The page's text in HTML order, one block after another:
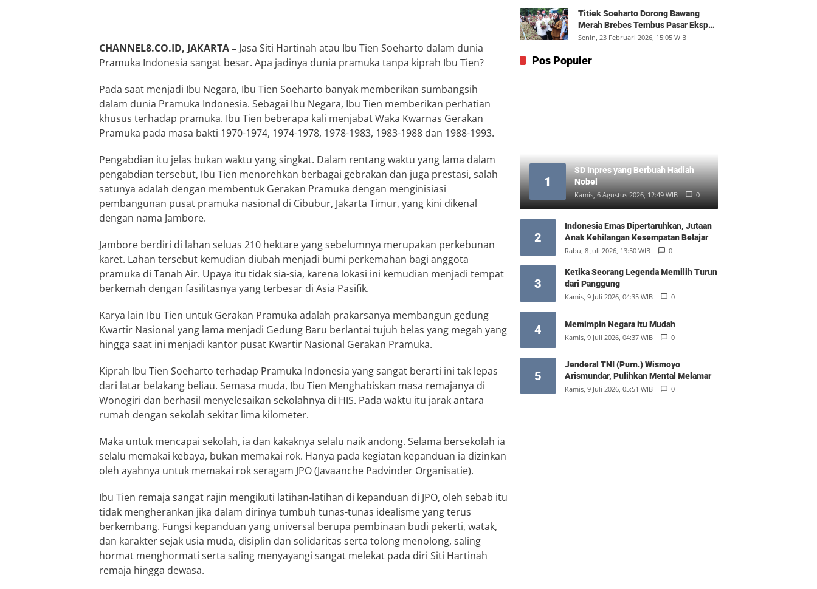
CHANNEL8.CO.ID, JAKARTA – Jasa Siti Hartinah atau Ibu Tien Soeharto dalam dunia
Pramuka Indonesia sangat besar. Apa jadinya dunia pramuka tanpa kiprah Ibu Tien?
Pada saat menjadi Ibu Negara, Ibu Tien Soeharto banyak memberikan sumbangsih
dalam dunia Pramuka Indonesia. Sebagai Ibu Negara, Ibu Tien memberikan perhatian
khusus terhadap pramuka. Ibu Tien beberapa kali menjabat Waka Kwarnas Gerakan
Pramuka pada masa bakti 1970-1974, 1974-1978, 1978-1983, 1983-1988 dan 1988-1993.
Pengabdian itu jelas bukan waktu yang singkat. Dalam rentang waktu yang lama dalam
pengabdian tersebut, Ibu Tien menorehkan berbagai gebrakan dan juga prestasi, salah
satunya adalah dengan membentuk Gerakan Pramuka dengan menginisiasi
pembangunan pusat pramuka nasional di Cibubur, Jakarta Timur, yang kini dikenal
dengan nama Jambore.
Jambore berdiri di lahan seluas 210 hektare yang sebelumnya merupakan perkebunan
karet. Lahan tersebut kemudian diubah menjadi bumi perkemahan bagi anggota
pramuka di Tanah Air. Upaya itu tidak sia-sia, karena lokasi ini kemudian menjadi tempat
berkemah dengan fasilitasnya yang terbesar di Asia Pasifik.
Karya lain Ibu Tien untuk Gerakan Pramuka adalah prakarsanya membangun gedung
Kwartir Nasional yang lama menjadi Gedung Baru berlantai tujuh belas yang megah yang
hingga saat ini menjadi kantor pusat Kwartir Nasional Gerakan Pramuka.
Kiprah Ibu Tien Soeharto terhadap Pramuka Indonesia yang sangat berarti ini tak lepas
dari latar belakang beliau. Semasa muda, Ibu Tien Menghabiskan masa remajanya di
Wonogiri dan berhasil menyelesaikan sekolahnya di HIS. Pada waktu itu jarak antara
rumah dengan sekolah sekitar lima kilometer.
Maka untuk mencapai sekolah, ia dan kakaknya selalu naik andong. Selama bersekolah ia
selalu memakai kebaya, bukan memakai rok. Hanya pada kegiatan kepanduan ia dizinkan
oleh ayahnya untuk memakai rok seragam JPO (Javaanche Padvinder Organisatie).
Ibu Tien remaja sangat rajin mengikuti latihan-latihan di kepanduan di JPO, oleh sebab itu
tidak mengherankan jika dalam dirinya tumbuh tunas-tunas idealisme yang terus
berkembang. Fungsi kepanduan yang universal berupa pembinaan budi pekerti, watak,
dan karakter sejak usia muda, disiplin dan solidaritas serta tolong menolong, saling
hormat menghormati serta saling menyayangi sangat melekat pada diri Siti Hartinah
remaja hingga dewasa.
Titiek Soeharto Dorong Bawang
Merah Brebes Tembus Pasar Ekspor,
Petani Bisa Untung Rp350 Juta per
Senin, 23 Februari 2026, 15:05 WIB
Pos Populer
1
SD Inpres yang Berbuah Hadiah
Nobel
Kamis, 6 Agustus 2026, 12:49 WIB 0
2
Indonesia Emas Dipertaruhkan, Jutaan
Anak Kehilangan Kesempatan Belajar
Rabu, 8 Juli 2026, 13:50 WIB 0
3
Ketika Seorang Legenda Memilih Turun
dari Panggung
Kamis, 9 Juli 2026, 04:35 WIB 0
4 Memimpin Negara itu Mudah
Kamis, 9 Juli 2026, 04:37 WIB 0
5
Jenderal TNI (Purn.) Wismoyo
Arismundar, Pulihkan Mental Melamar
Kamis, 9 Juli 2026, 05:51 WIB 0